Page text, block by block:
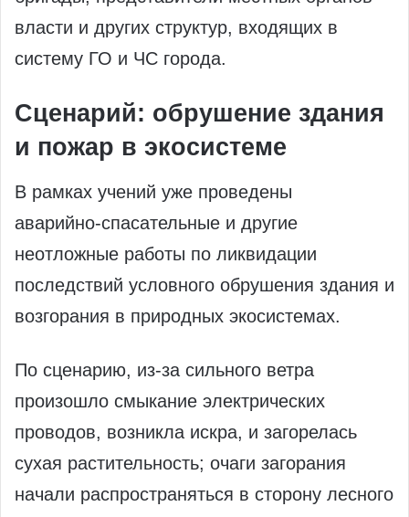
власти и других структур, входящих в
систему ГО и ЧС города.
Сценарий: обрушение здания
и пожар в экосистеме
В рамках учений уже проведены
аварийно‑спасательные и другие
неотложные работы по ликвидации
последствий условного обрушения здания и
возгорания в природных экосистемах.
По сценарию, из‑за сильного ветра
произошло смыкание электрических
проводов, возникла искра, и загорелась
сухая растительность; очаги загорания
начали распространяться в сторону лесного